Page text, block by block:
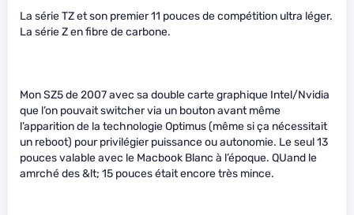
La série TZ et son premier 11 pouces de compétition ultra léger.
La série Z en fibre de carbone.
Mon SZ5 de 2007 avec sa double carte graphique Intel/Nvidia
que l’on pouvait switcher via un bouton avant même
l’apparition de la technologie Optimus (même si ça nécessitait
un reboot) pour privilégier puissance ou autonomie. Le seul 13
pouces valable avec le Macbook Blanc à l’époque. QUand le
amrché des &lt; 15 pouces était encore très mince.